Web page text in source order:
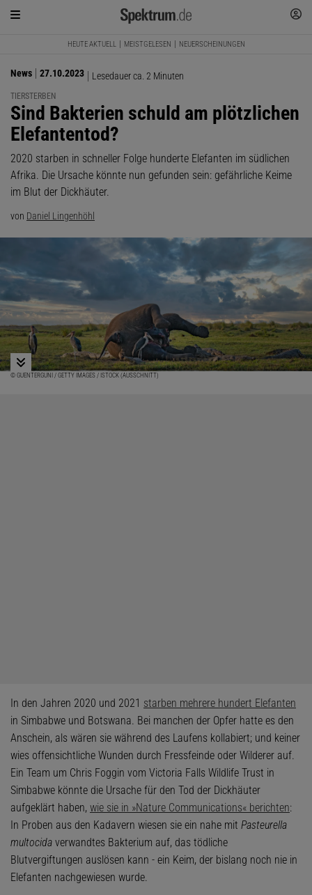
HEUTE AKTUELL MEISTGELESEN NEUERSCHEINUNGEN
News 27.10.2023 Lesedauer ca. 2 Minuten
TIERSTERBEN
:
Sind Bakterien schuld am plötzlichen
Elefantentod?
2020 starben in schneller Folge hunderte Elefanten im südlichen
Afrika. Die Ursache könnte nun gefunden sein: gefährliche Keime
im Blut der Dickhäuter.
von Daniel Lingenhöhl
© GUENTERGUNI / GETTY IMAGES / ISTOCK (AUSSCHNITT)
In den Jahren 2020 und 2021 starben mehrere hundert Elefanten
in Simbabwe und Botswana. Bei manchen der Opfer hatte es den
Anschein, als wären sie während des Laufens kollabiert; und keiner
wies offensichtliche Wunden durch Fressfeinde oder Wilderer auf.
Ein Team um Chris Foggin vom Victoria Falls Wildlife Trust in
Simbabwe könnte die Ursache für den Tod der Dickhäuter
aufgeklärt haben, wie sie in »Nature Communications« berichten:
In Proben aus den Kadavern wiesen sie ein nahe mit Pasteurella
multocida verwandtes Bakterium auf, das tödliche
Blutvergiftungen auslösen kann - ein Keim, der bislang noch nie in
Elefanten nachgewiesen wurde.